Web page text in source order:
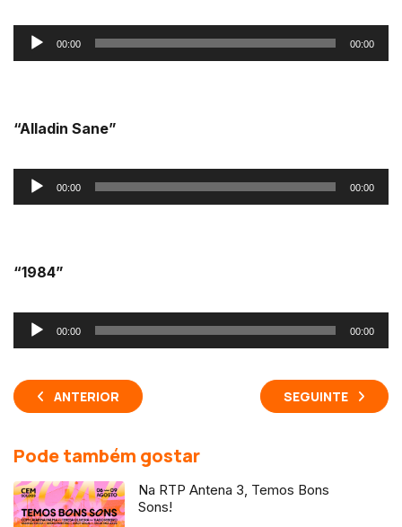
Reprodutor
de
00:00 00:00
“Alladin Sane”
Reprodutor
de
00:00 00:00
“1984”
Reprodutor
de
áudio
00:00 00:00
ANTERIOR SEGUINTE
Pode também gostar
Na RTP Antena 3, Temos Bons
Sons!